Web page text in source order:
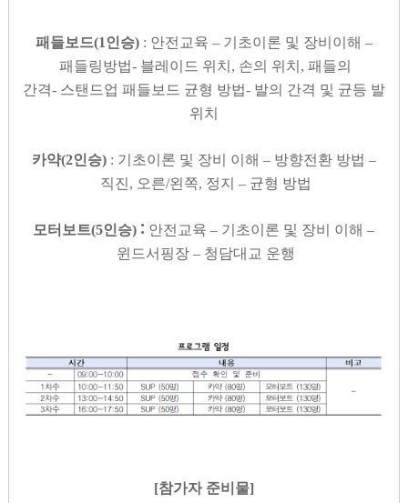
패들보드(1인승) : 안전교육 – 기초이론 및 장비이해 –
패들링방법- 블레이드 위치 , 손의 위치 ,패들의
간격- 스탠드업 패들보드 균형 방법- 발의 간격 및 균등 발
위치
카약(2인승) : 기초이론 및 장비 이해 – 방향전환 방법 –
직진 , 오른/왼쪽, 정지 – 균형 방법
모터보트(5인승) : 안전교육– 기초이론 및 장비 이해–
윈드서핑장 – 청담대교 운행
[참가자 준비물]